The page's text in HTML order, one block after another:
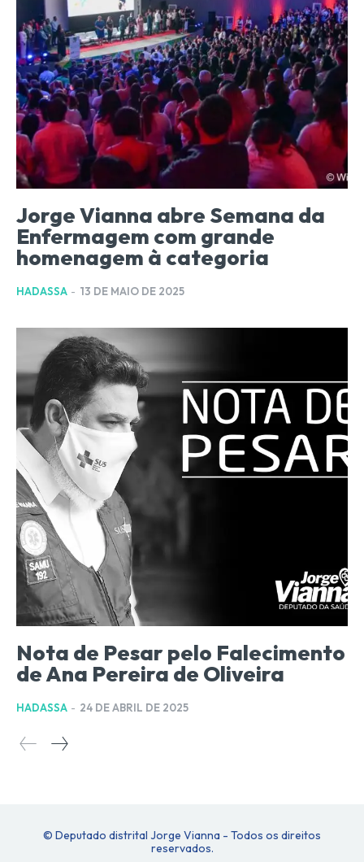
Jorge Vianna abre Semana da
Enfermagem com grande
homenagem à categoria
HADASSA - 13 DE MAIO DE 2025
Nota de Pesar pelo Falecimento
de Ana Pereira de Oliveira
HADASSA - 24 DE ABRIL DE 2025
© Deputado distrital Jorge Vianna - Todos os direitos
reservados.